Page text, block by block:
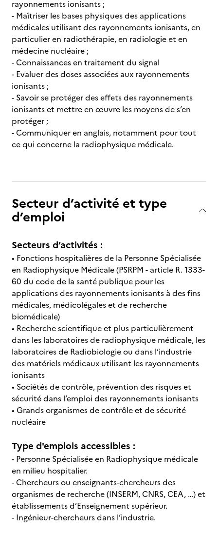
rayonnements ionisants ;
- Maîtriser les bases physiques des applications
médicales utilisant des rayonnements ionisants, en
particulier en radiothérapie, en radiologie et en
médecine nucléaire ;
- Connaissances en traitement du signal
- Evaluer des doses associées aux rayonnements
ionisants ;
- Savoir se protéger des effets des rayonnements
ionisants et mettre en œuvre les moyens de s’en
protéger ;
- Communiquer en anglais, notamment pour tout
ce qui concerne la radiophysique médicale.
Secteur d’activité et type
d’emploi
Secteurs d’activités :
• Fonctions hospitalières de la Personne Spécialisée
en Radiophysique Médicale (PSRPM - article R. 1333-
60 du code de la santé publique pour les
applications des rayonnements ionisants à des fins
médicales, médicolégales et de recherche
biomédicale)
• Recherche scientifique et plus particulièrement
dans les laboratoires de radiophysique médicale, les
laboratoires de Radiobiologie ou dans l’industrie
des matériels médicaux utilisant les rayonnements
ionisants
• Sociétés de contrôle, prévention des risques et
sécurité dans l’emploi des rayonnements ionisants
• Grands organismes de contrôle et de sécurité
nucléaire
Type d'emplois accessibles :
- Personne Spécialisée en Radiophysique médicale
en milieu hospitalier.
- Chercheurs ou enseignants-chercheurs des
organismes de recherche (INSERM, CNRS, CEA, …) et
établissements d’Enseignement supérieur.
- Ingénieur-chercheurs dans l’industrie.